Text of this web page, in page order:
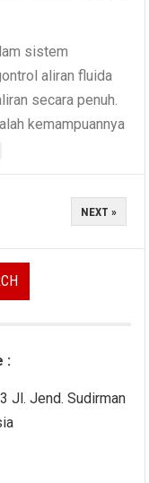
sistem
aliran fluida
secara penuh.
kemampuannya
NEXT »
:
Jl. Jend. Sudirman